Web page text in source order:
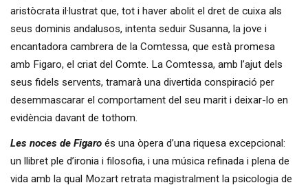
aristòcrata il·lustrat que, tot i haver abolit el dret de cuixa als
seus dominis andalusos, intenta seduir Susanna, la jove i
encantadora cambrera de la Comtessa, que està promesa
amb Figaro, el criat del Comte. La Comtessa, amb l’ajut dels
seus fidels servents, tramarà una divertida conspiració per
desemmascarar el comportament del seu marit i deixar-lo en
evidència davant de tothom.
Les noces de Figaro és una òpera d’una riquesa excepcional:
un llibret ple d’ironia i filosofia, i una música refinada i plena de
vida amb la qual Mozart retrata magistralment la psicologia de